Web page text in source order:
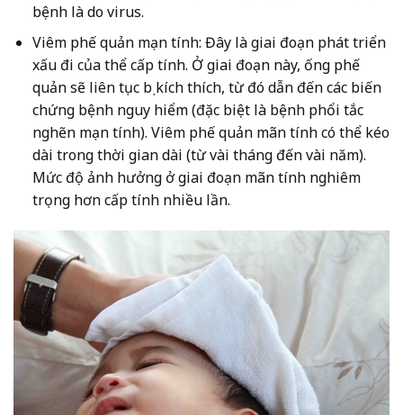
bệnh là do virus.
Viêm phế quản mạn tính: Đây là giai đoạn phát triển
xấu đi của thể cấp tính. Ở giai đoạn này, ống phế
quản sẽ liên tục bị kích thích, từ đó dẫn đến các biến
chứng bệnh nguy hiểm (đặc biệt là bệnh phổi tắc
nghẽn mạn tính). Viêm phế quản mãn tính có thể kéo
dài trong thời gian dài (từ vài tháng đến vài năm).
Mức độ ảnh hưởng ở giai đoạn mãn tính nghiêm
trọng hơn cấp tính nhiều lần.